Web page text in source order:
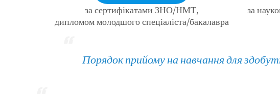
за сертифікатами ЗНО/НМТ,
дипломом молодшого спеціаліста/бакалавра
за
Порядок прийому на навчання для